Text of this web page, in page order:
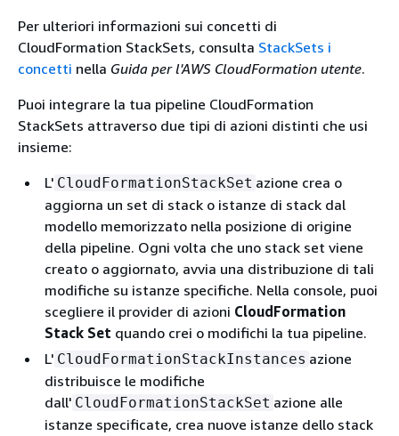
Per ulteriori informazioni sui concetti di
CloudFormation StackSets, consulta StackSets i
concetti nella Guida per l'AWS CloudFormation utente.
Puoi integrare la tua pipeline CloudFormation
StackSets attraverso due tipi di azioni distinti che usi
insieme:
L' CloudFormationStackSet azione crea o
aggiorna un set di stack o istanze di stack dal
modello memorizzato nella posizione di origine
della pipeline. Ogni volta che uno stack set viene
creato o aggiornato, avvia una distribuzione di tali
modifiche su istanze specifiche. Nella console, puoi
scegliere il provider di azioni CloudFormation
Stack Set quando crei o modifichi la tua pipeline.
L' CloudFormationStackInstances azione
distribuisce le modifiche
dall' CloudFormationStackSet azione alle
istanze specificate, crea nuove istanze dello stack